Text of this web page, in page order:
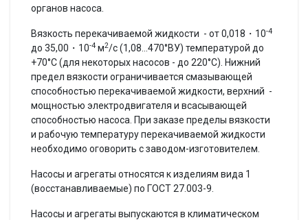
органов насоса.
Вязкость перекачиваемой жидкости - от 0,018・10-4
до 35,00・10-4 м2/с (1,08…470°ВУ) температурой до
+70°С (для некоторых насосов - до 220°С). Нижний
предел вязкости ограничивается смазывающей
способностью перекачиваемой жидкости, верхний -
мощностью электродвигателя и всасывающей
способностью насоса. При заказе пределы вязкости
и рабочую температуру перекачиваемой жидкости
необходимо оговорить с заводом-изготовителем.
Насосы и агрегаты относятся к изделиям вида 1
(восстанавливаемые) по ГОСТ 27.003-9.
Насосы и агрегаты выпускаются в климатическом